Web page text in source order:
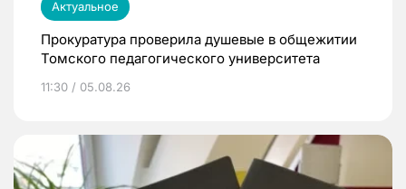
Актуальное
Прокуратура проверила душевые в общежитии
Томского педагогического университета
11:30 / 05.08.26